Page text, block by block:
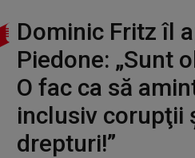
Dominic Fritz îl
Piedone: „Sunt
O fac ca să
inclusiv corupţii
drepturi!”